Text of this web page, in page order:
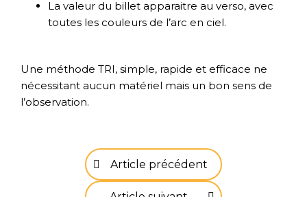
La valeur du billet apparaitre au verso, avec
toutes les couleurs de l’arc en ciel.
Une méthode TRI, simple, rapide et efficace ne
nécessitant aucun matériel mais un bon sens de
l’observation.
Article précédent